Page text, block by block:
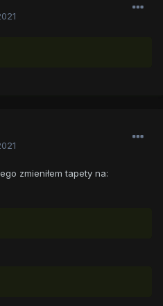
zmieniłem tapety na: